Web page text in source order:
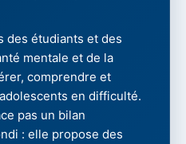
des étudiants et des
mentale et de la
comprendre et
en difficulté.
pas un bilan
: elle propose des